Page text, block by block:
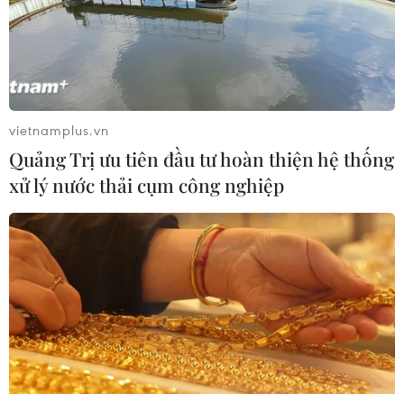
Lãnh đạo Ủy ban Nhân dân thị xã Tân Châu và xã Tân
An, tỉnh An Giang đã huy động lực lượng tại chỗ giúp 2
hộ dân trong khu vực sạt lở tại xã Tân An di dời tài sản
đến nơi an toàn.
vietnamplus.vn
Quảng Trị ưu tiên đầu tư hoàn thiện hệ thống
xử lý nước thải cụm công nghiệp